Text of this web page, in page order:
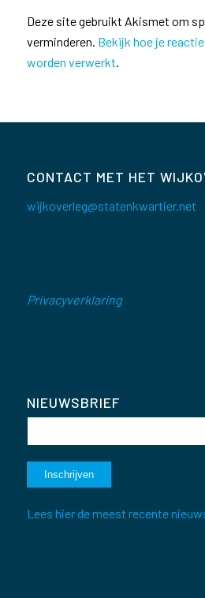
Deze site gebruikt Akismet om
verminderen. Bekijk hoe je
worden verwerkt
CONTACT MET HET
wijkoverleg@statenkwartier.net
Privacyverklaring
NIEUWSBRIEF
Lees hier de meest recente